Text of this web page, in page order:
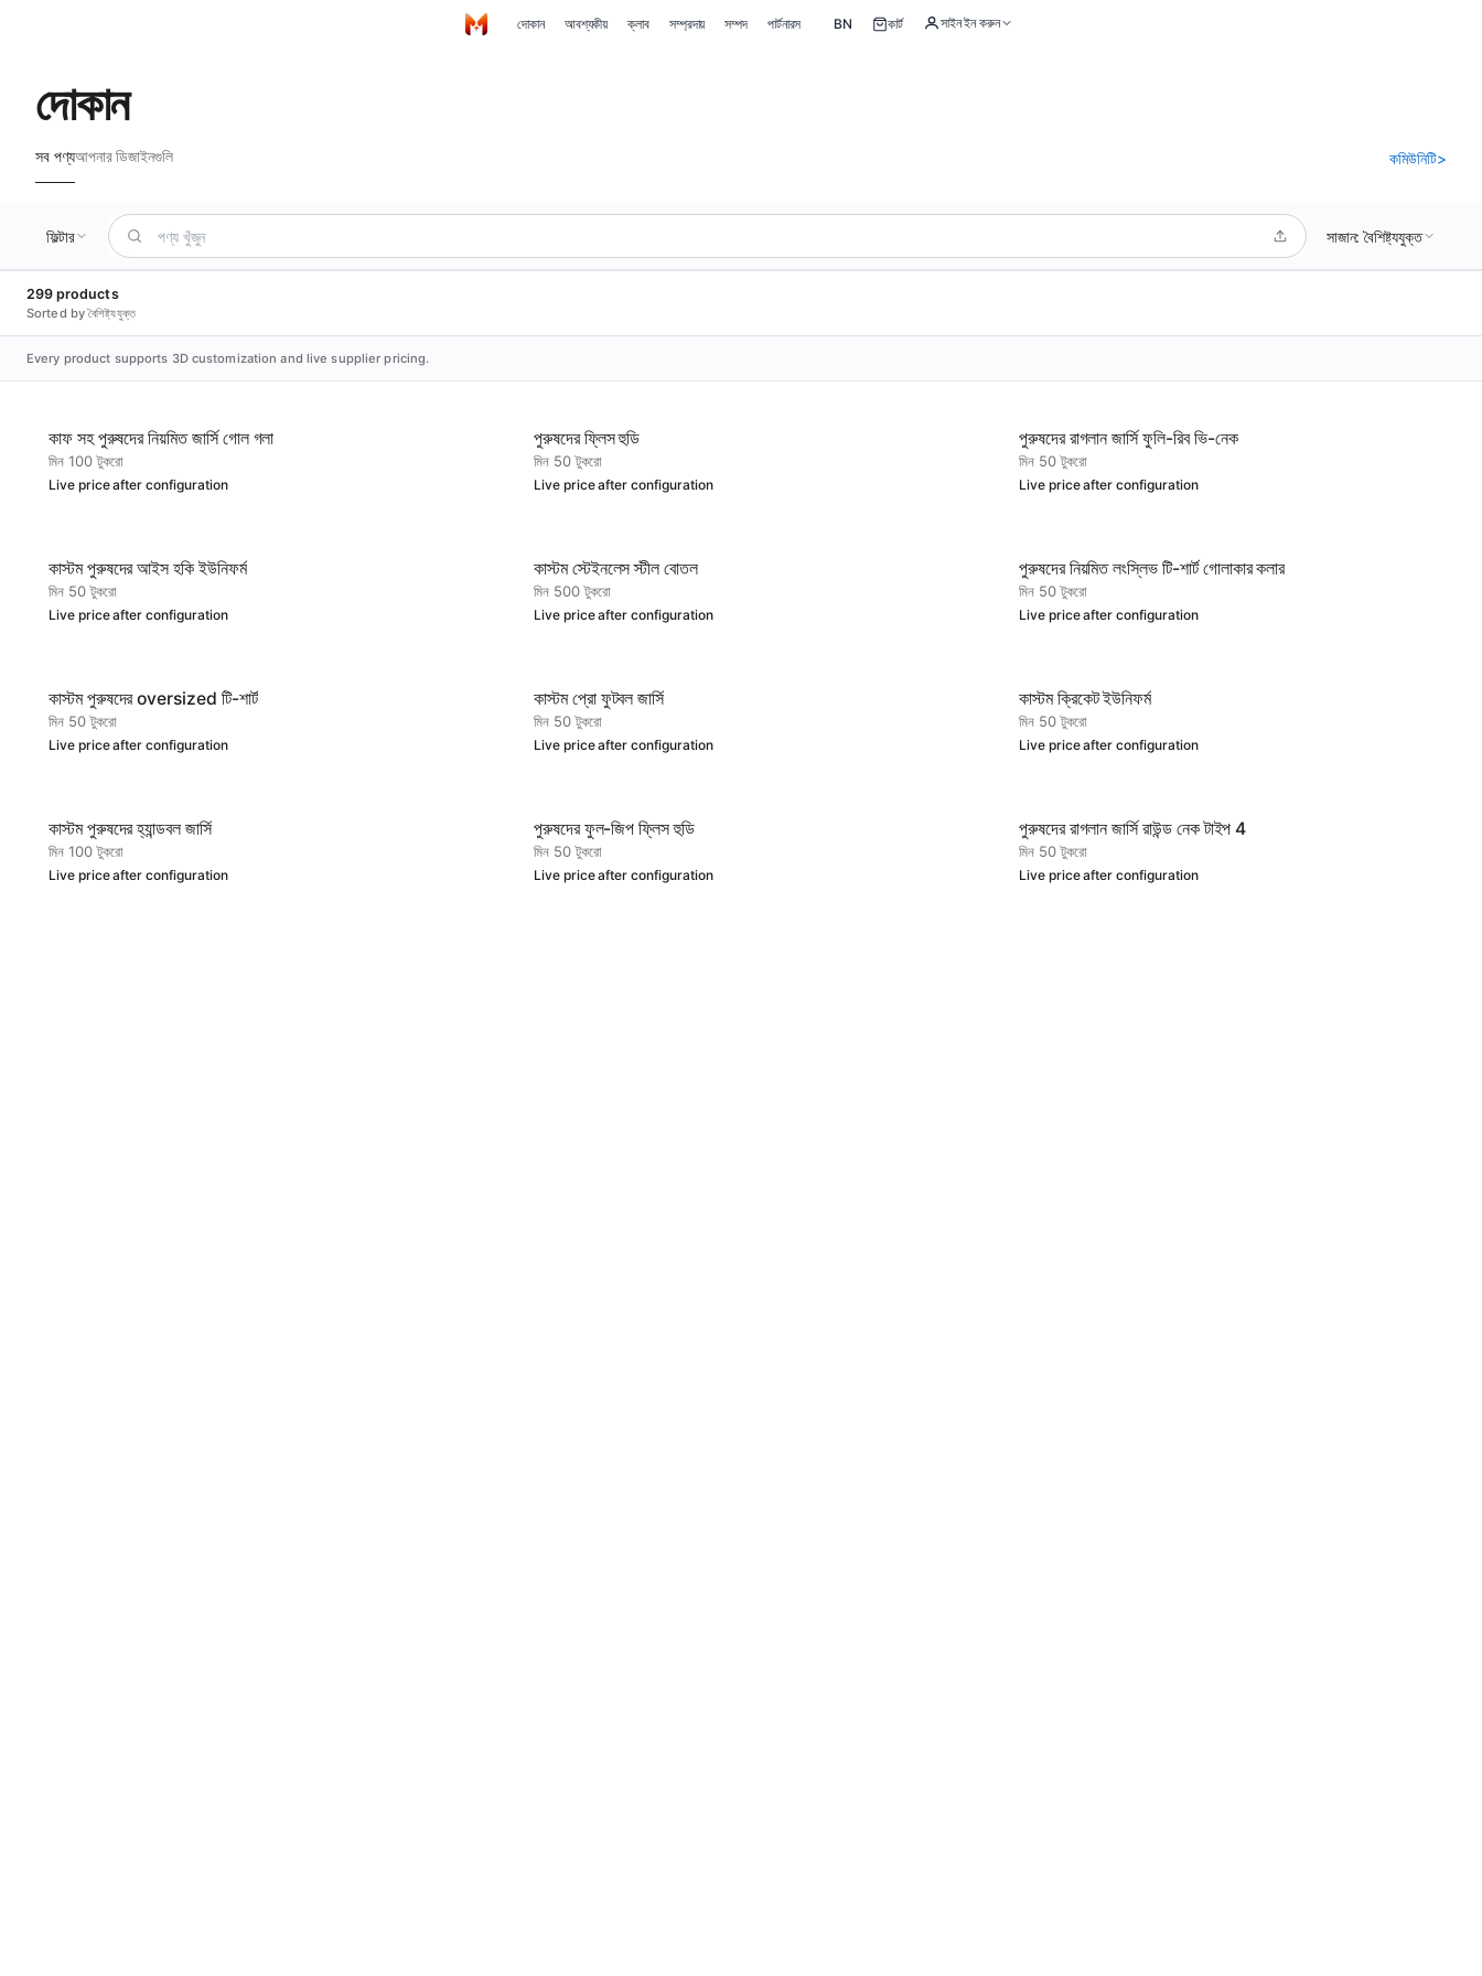
হোম
দোকান আবশ্যকীয় ক্লাব সম্প্রদায় সম্পদ পার্টনারস BN কার্ট সাইন ইন করুন
দোকান
সব পণ্যআপনার ডিজাইনগুলি কমিউনিটি>
ফিল্টার সাজান: বৈশিষ্ট্যযুক্ত
299 products
Sorted by বৈশিষ্ট্যযুক্ত
Every product supports 3D customization and live supplier pricing.
কাফ সহ পুরুষদের নিয়মিত জার্সি গোল গলা
মিন 100 টুকরো
Live price after configuration
পুরুষদের ফ্লিস হুডি
মিন 50 টুকরো
Live price after configuration
পুরুষদের রাগলান জার্সি ফুলি-রিব ভি-নেক
মিন 50 টুকরো
Live price after configuration
কাস্টম পুরুষদের আইস হকি ইউনিফর্ম
মিন 50 টুকরো
Live price after configuration
কাস্টম স্টেইনলেস স্টীল বোতল
মিন 500 টুকরো
Live price after configuration
পুরুষদের নিয়মিত লংস্লিভ টি-শার্ট গোলাকার কলার
মিন 50 টুকরো
Live price after configuration
কাস্টম পুরুষদের oversized টি-শার্ট
মিন 50 টুকরো
Live price after configuration
কাস্টম প্রো ফুটবল জার্সি
মিন 50 টুকরো
Live price after configuration
কাস্টম ক্রিকেট ইউনিফর্ম
মিন 50 টুকরো
Live price after configuration
কাস্টম পুরুষদের হ্যান্ডবল জার্সি
মিন 100 টুকরো
Live price after configuration
পুরুষদের ফুল-জিপ ফ্লিস হুডি
মিন 50 টুকরো
Live price after configuration
পুরুষদের রাগলান জার্সি রাউন্ড নেক টাইপ 4
মিন 50 টুকরো
Live price after configuration